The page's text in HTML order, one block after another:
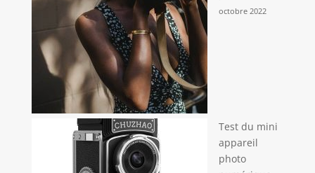
octobre 2022
Test du mini
appareil
photo